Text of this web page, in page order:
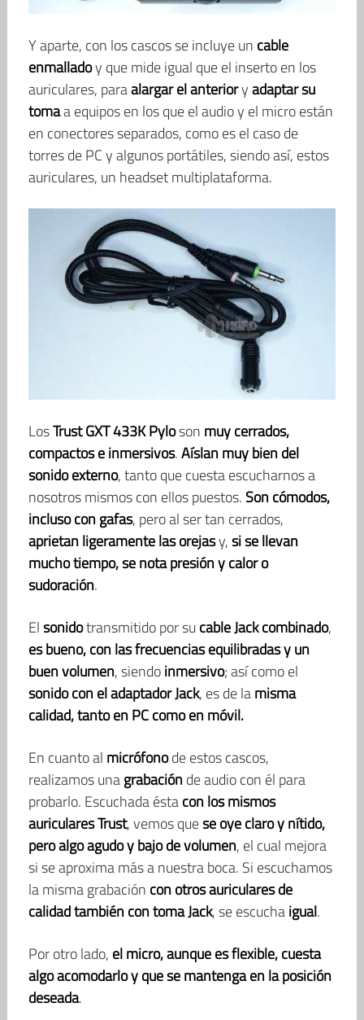
Y aparte, con los cascos se incluye un cable
enmalladoy que mide igual que el inserto en los
auriculares, paraalargar el anterioryadaptar su
tomaa equipos en los que el audio y el micro están
en conectores separados, como es el caso de
torres de PC y algunos portátiles, siendo así, estos
auriculares, un headset multiplataforma.
LosTrust GXT 433K Pyloson muy cerrados,
compactos e inmersivos.Aíslan muy bien del
sonido externo, tanto que cuesta escucharnos a
nosotros mismos con ellos puestos. Son cómodos,
incluso con gafas, pero al ser tan cerrados,
aprietan ligeramente las orejasy,si se llevan
mucho tiempo, se nota presión y calor o
sudoración.
Elsonidotransmitido por su cable Jack combinado,
es bueno, con las frecuencias equilibradas y un
buen volumen, siendoinmersivo; así como el
sonido con el adaptador Jack, es de lamisma
calidad, tanto en PC como en móvil.
En cuanto al micrófonode estos cascos,
realizamos unagrabaciónde audio con él para
probarlo. Escuchada éstacon los mismos
auriculares Trust, vemos quese oye claro y nítido,
pero algo agudo y bajo de volumen, el cual mejora
si se aproxima más a nuestra boca. Si escuchamos
la misma grabación con otros auriculares de
calidad también con toma Jack, se escuchaigual.
Por otro lado, el micro, aunque es flexible, cuesta
algo acomodarlo y que se mantenga en la posición
deseada.